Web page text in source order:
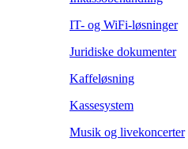
IT- og WiFi-løsninger
Juridiske dokumenter
Kaffeløsning
Kassesystem
Musik og livekoncerter